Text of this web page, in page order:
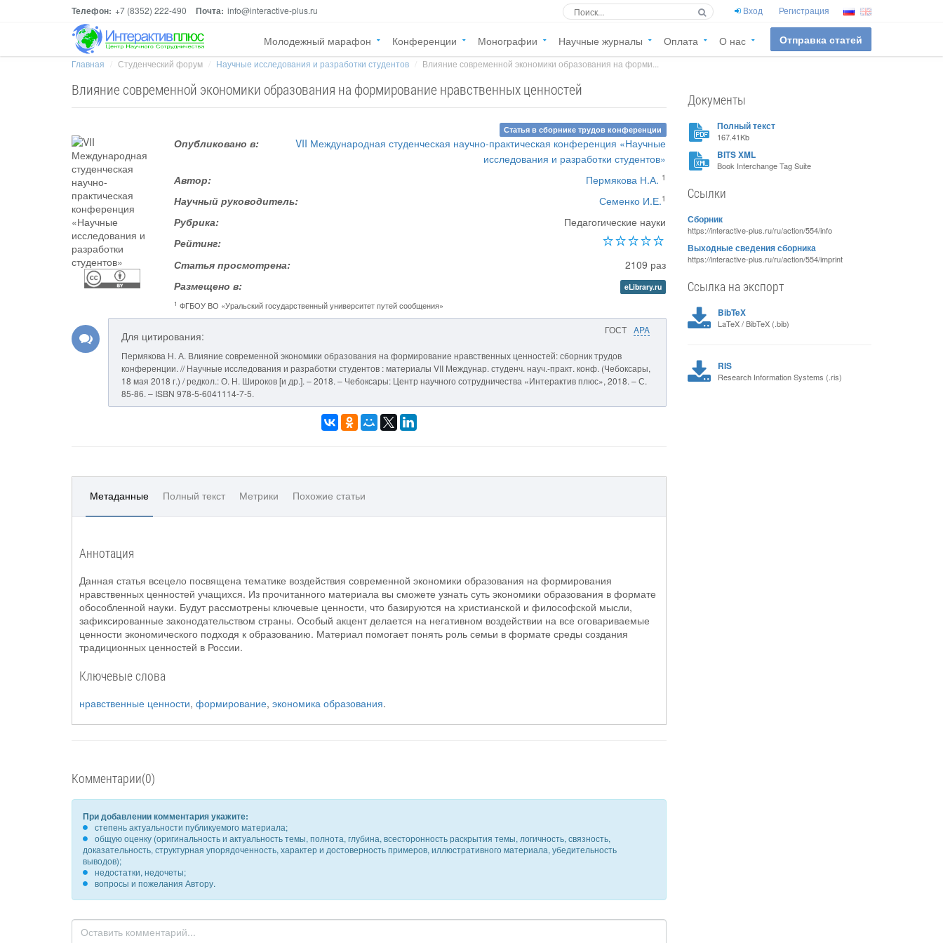
Телефон: +7 (8352) 222-490 Почта: info@interactive-plus.ru Вход Регистрация
Молодежный марафон Конференции Монографии Научные журналы Оплата О нас Отправка статей
Главная Студенческий форум Научные исследования и разработки студентов Влияние современной экономики образования на форми...
Влияние современной экономики образования на формирование нравственных ценностей
Статья в сборнике трудов конференции
Опубликовано в:
VII Международная студенческая научно-практическая конференция «Научные
исследования и разработки студентов»
Автор:
Пермякова Н.А. 1
Научный руководитель: Семенко И.Е.1
Рубрика:
Педагогические науки
Рейтинг:
Статья просмотрена:
2109 раз
Размещено в:
eLibrary.ru
1 ФГБОУ ВО «Уральский государственный университет путей сообщения»
ГОСТ APA
Для цитирования:
Пермякова Н. А. Влияние современной экономики образования на формирование нравственных ценностей: сборник трудов
конференции. // Научные исследования и разработки студентов : материалы VII Междунар. студенч. науч.-практ. конф. (Чебоксары,
18 мая 2018 г.) / редкол.: О. Н. Широков [и др.]. – 2018. – Чебоксары: Центр научного сотрудничества «Интерактив плюс», 2018. – С.
85-86. – ISBN 978-5-6041114-7-5.
Метаданные Полный текст Метрики Похожие статьи
Аннотация
Данная статья всецело посвящена тематике воздействия современной экономики образования на формирования
нравственных ценностей учащихся. Из прочитанного материала вы сможете узнать суть экономики образования в формате
обособленной науки. Будут рассмотрены ключевые ценности, что базируются на христианской и философской мысли,
зафиксированные законодательством страны. Особый акцент делается на негативном воздействии на все оговариваемые
ценности экономического подходя к образованию. Материал помогает понять роль семьи в формате среды создания
традиционных ценностей в России.
Ключевые слова
нравственные ценности, формирование, экономика образования.
Комментарии(0)
При добавлении комментария укажите:
степень актуальности публикуемого материала;
общую оценку (оригинальность и актуальность темы, полнота, глубина, всесторонность раскрытия темы, логичность, связность,
доказательность, структурная упорядоченность, характер и достоверность примеров, иллюстративного материала, убедительность
выводов);
недостатки, недочеты;
вопросы и пожелания Автору.
Документы
Полный текст
167.41Kb
BITS XML
Book Interchange Tag Suite
Ссылки
Сборник
https://interactive-plus.ru/ru/action/554/info
Выходные сведения сборника
https://interactive-plus.ru/ru/action/554/imprint
Ссылка на экспорт
BibTeX
LaTeX / BibTeX (.bib)
RIS
Research Information Systems (.ris)